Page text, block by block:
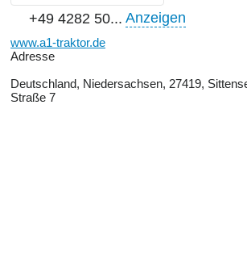
+49 4282 50... Anzeigen
www.a1-traktor.de
Adresse
Deutschland, Niedersachsen, 27419,
Straße 7